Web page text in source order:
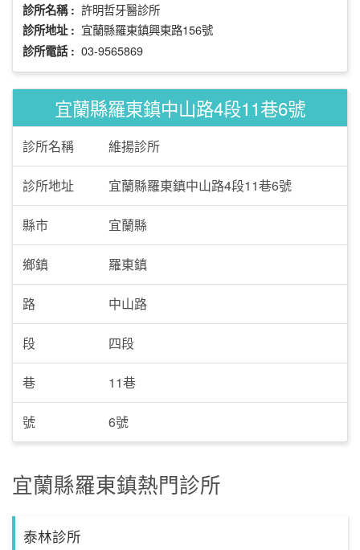
診所名稱 : 許明哲牙醫診所
診所地址 : 宜蘭縣羅東鎮興東路156號
診所電話 : 03-9565869
宜蘭縣羅東鎮中山路4段11巷6號
診所名稱 維揚診所
診所地址 宜蘭縣羅東鎮中山路4段11巷6號
縣市 宜蘭縣
鄉鎮 羅東鎮
路 中山路
段 四段
巷 11巷
號 6號
宜蘭縣羅東鎮熱門診所
泰林診所